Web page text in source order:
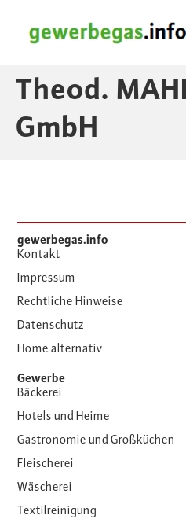
Theod.
GmbH
gewerbegas.info
Kontakt
Impressum
Rechtliche Hinweise
Datenschutz
Home alternativ
Gewerbe
Bäckerei
Hotels und Heime
Gastronomie und Großküchen
Fleischerei
Wäscherei
Textilreinigung